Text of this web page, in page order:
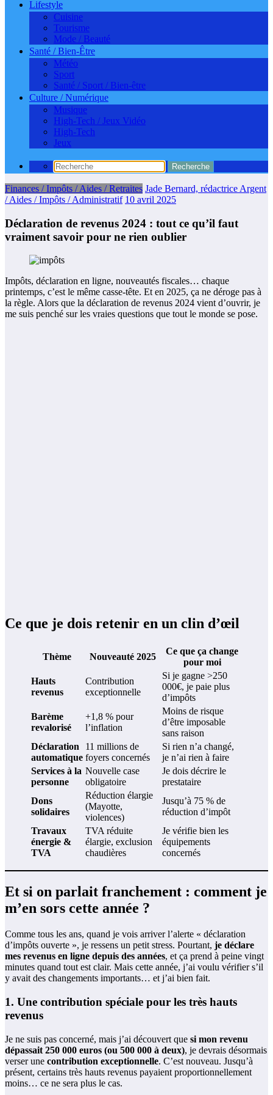
Lifestyle
Cuisine
Tourisme
Mode / Beauté
Santé / Bien-Être
Météo
Sport
Santé / Sport / Bien-être
Culture / Numérique
Musique
High-Tech / Jeux Vidéo
High-Tech
Jeux
Finances / Impôts / Aides / Retraites Jade Bernard, rédactrice Argent
/ Aides / Impôts / Administratif 10 avril 2025
Déclaration de revenus 2024 : tout ce qu’il faut
vraiment savoir pour ne rien oublier
Impôts, déclaration en ligne, nouveautés fiscales… chaque
printemps, c’est le même casse-tête. Et en 2025, ça ne déroge pas à
la règle. Alors que la déclaration de revenus 2024 vient d’ouvrir, je
me suis penché sur les vraies questions que tout le monde se pose.
Ce que je dois retenir en un clin d’œil
Thème Nouveauté 2025
Ce que ça change
pour moi
Hauts
revenus
Contribution
exceptionnelle
Si je gagne >250
000€, je paie plus
d’impôts
Barème
revalorisé
+1,8 % pour
l’inflation
Moins de risque
d’être imposable
sans raison
Déclaration
automatique
11 millions de
foyers concernés
Si rien n’a changé,
je n’ai rien à faire
Services à la
personne
Nouvelle case
obligatoire
Je dois décrire le
prestataire
Dons
solidaires
Réduction élargie
(Mayotte,
violences)
Jusqu’à 75 % de
réduction d’impôt
Travaux
énergie &
TVA
TVA réduite
élargie, exclusion
chaudières
Je vérifie bien les
équipements
concernés
Et si on parlait franchement : comment je
m’en sors cette année ?
Comme tous les ans, quand je vois arriver l’alerte « déclaration
d’impôts ouverte », je ressens un petit stress. Pourtant, je déclare
mes revenus en ligne depuis des années, et ça prend à peine vingt
minutes quand tout est clair. Mais cette année, j’ai voulu vérifier s’il
y avait des changements importants… et j’ai bien fait.
1. Une contribution spéciale pour les très hauts
revenus
Je ne suis pas concerné, mais j’ai découvert que si mon revenu
dépassait 250 000 euros (ou 500 000 à deux), je devrais désormais
verser une contribution exceptionnelle. C’est nouveau. Jusqu’à
présent, certains très hauts revenus payaient proportionnellement
moins… ce ne sera plus le cas.